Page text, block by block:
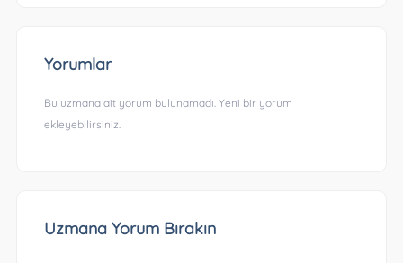
Yorumlar
Bu uzmana ait yorum bulunamadı. Yeni bir yorum
ekleyebilirsiniz.
Uzmana Yorum Bırakın